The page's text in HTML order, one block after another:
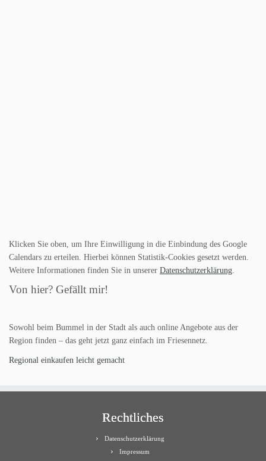
Klicken Sie oben, um Ihre Einwilligung in die Einbindung des Google
Calendars zu erteilen. Hierbei können Statistik-Cookies gesetzt werden.
Weitere Informationen finden Sie in unserer Datenschutzerklärung.
Von hier? Gefällt mir!
Sowohl beim Bummel in der Stadt als auch online Angebote aus der
Region finden – das geht jetzt ganz einfach im Friesennetz.
Regional einkaufen leicht gemacht
Rechtliches
Datenschutzerklärung
Impressum